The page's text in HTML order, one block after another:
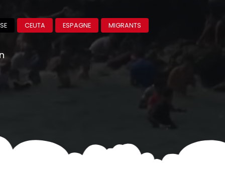
CEUTA ESPAGNE
MIGRANTS